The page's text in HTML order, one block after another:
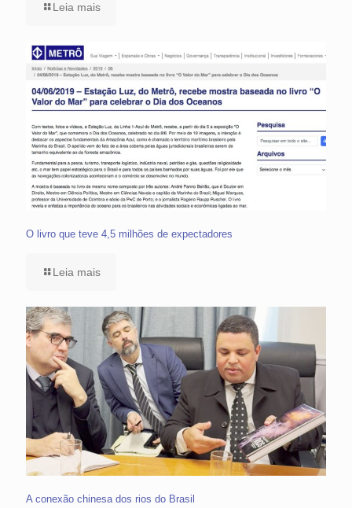
Leia mais
O livro que teve 4,5 milhões de expectadores
Leia mais
A conexão chinesa dos rios do Brasil